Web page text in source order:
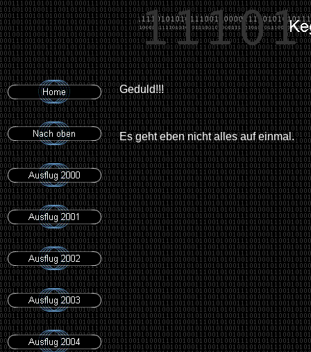
Geduld!!!
Es geht eben nicht alles auf einmal.